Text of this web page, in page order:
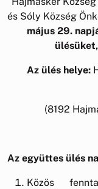
és Sóly Község
május 29.
Az ülés helye:
(8192
Az együttes ülés
Közös